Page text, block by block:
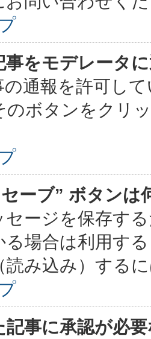
事をモデレータ
の通報を許可し
のボタンをクリ
ーブ” ボタンは
セージを保存す
る場合は利用す
読み込み）する
記事に承認が必